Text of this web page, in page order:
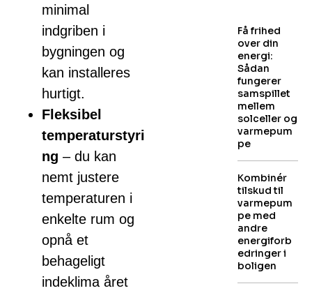
minimal
indgriben i
bygningen og
kan installeres
hurtigt.
Fleksibel
temperaturstyri
ng – du kan
nemt justere
temperaturen i
enkelte rum og
opnå et
behageligt
indeklima året
Få frihed
over din
energi:
Sådan
fungerer
samspillet
mellem
solceller og
varmepum
pe
Kombinér
tilskud til
varmepum
pe med
andre
energiforb
edringer i
boligen